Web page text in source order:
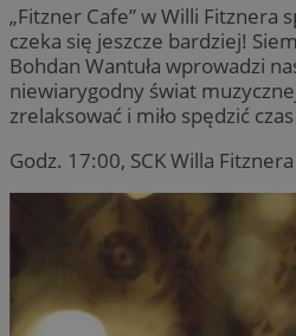
„Fitzner Cafe” w Willi Fitznera
czeka się jeszcze bardziej!
Bohdan Wantuła wprowadzi
niewiarygodny świat
zrelaksować i miło spędzić
Godz. 17:00, SCK Willa Fitznera